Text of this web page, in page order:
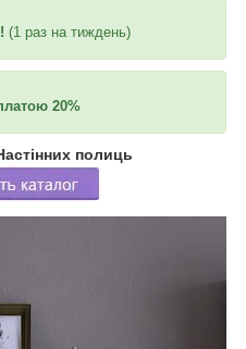
(1 раз на тиждень)
20%
полиць